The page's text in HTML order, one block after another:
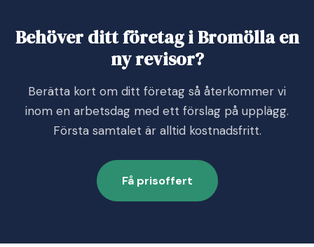
Behöver ditt företag i Bromölla en
ny revisor?
Berätta kort om ditt företag så återkommer vi
inom en arbetsdag med ett förslag på upplägg.
Första samtalet är alltid kostnadsfritt.
Få prisoffert